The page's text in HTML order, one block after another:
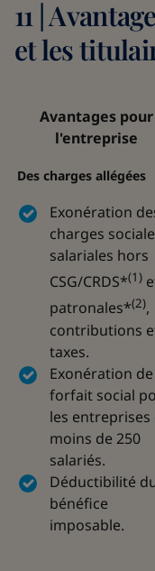
11 |
et les
Avantages pour
l'entreprise
Des charges allégées
Exonération
charges
salariales hors
CSG/CRDS*(1)
patronales*(2),
contributions
taxes.
Exonération de
forfait social
les entreprises
moins de 250
salariés.
Déductibilité
bénéfice
imposable.